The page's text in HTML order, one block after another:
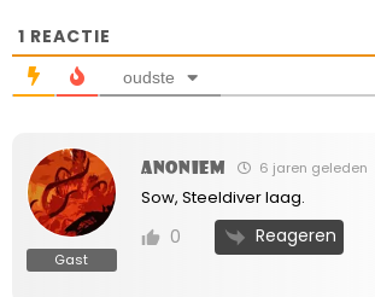
1 REACTIE
oudste
Gast
Anoniem 6 jaren geleden
Sow, Steeldiver laag.
0 Reageren